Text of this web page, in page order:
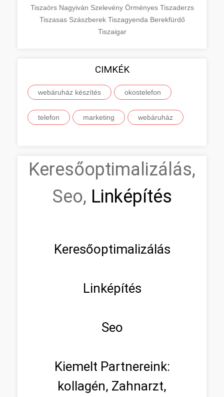
Tiszaörs Nagyiván Szelevény Örményes Tiszaderzs
Tiszasas Szászberek Tiszagyenda Berekfürdő
Tiszaigar
CIMKÉK
webáruház készítés okostelefon
telefon marketing webáruház
Keresőoptimalizálás,
Seo, Linképítés
Keresőoptimalizálás
Linképítés
Seo
Kiemelt Partnereink:
kollagén, Zahnarzt,